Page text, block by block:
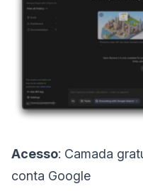
Acesso: Camada
conta Google